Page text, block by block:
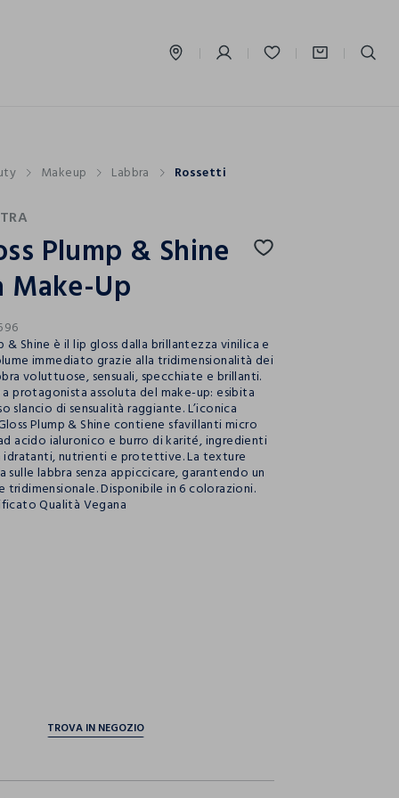
Makeup Labbra Rossetti
Plump & Shine
Make-Up
& Shine è il lip gloss dalla brillantezza vinilica e
immediato grazie alla tridimensionalità dei
voluttuose, sensuali, specchiate e brillanti.
a protagonista assoluta del make-up: esibita
slancio di sensualità raggiante. L’iconica
Plump & Shine contiene sfavillanti micro
acido ialuronico e burro di karité, ingredienti
idratanti, nutrienti e protettive. La texture
sulle labbra senza appiccicare, garantendo un
tridimensionale. Disponibile in 6 colorazioni.
Qualità Vegana